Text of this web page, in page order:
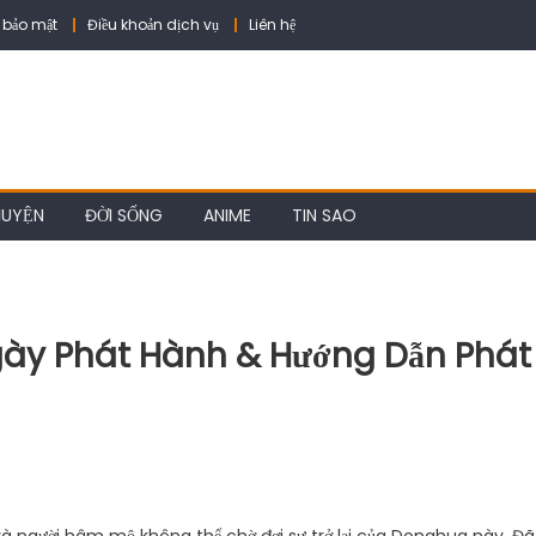
mật Điều khoản dịch vụ Liên hệ
ĐỜI SỐNG ANIME TIN SAO
Phát Hành & Hướng Dẫn Phát